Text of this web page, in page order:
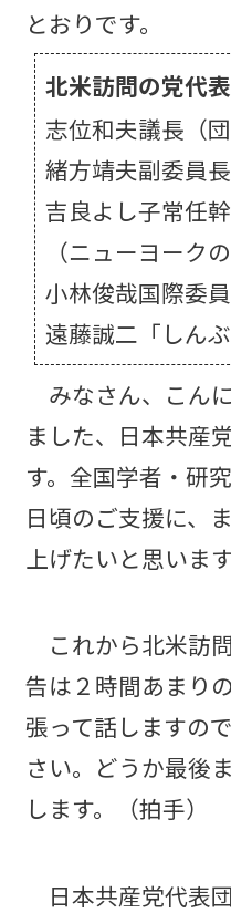
とおりです。
北米訪問の党代
志位和夫議長（団
緒方靖夫副委員
吉良よし子常任
（ニューヨーク
小林俊哉国際委
遠藤誠二「しん
みなさん、こん
ました、日本共産
す。全国学者・研
日頃のご支援に、
上げたいと思います
これから北米訪
告は２時間あまり
張って話しますの
さい。どうか最後
します。（拍手）
日本共産党代表